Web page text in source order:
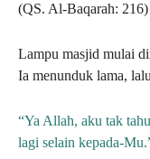
(QS. Al-Baqarah: 216)
Lampu masjid mulai
Ia menunduk lama,
“Ya Allah, aku tak
lagi selain kepada-